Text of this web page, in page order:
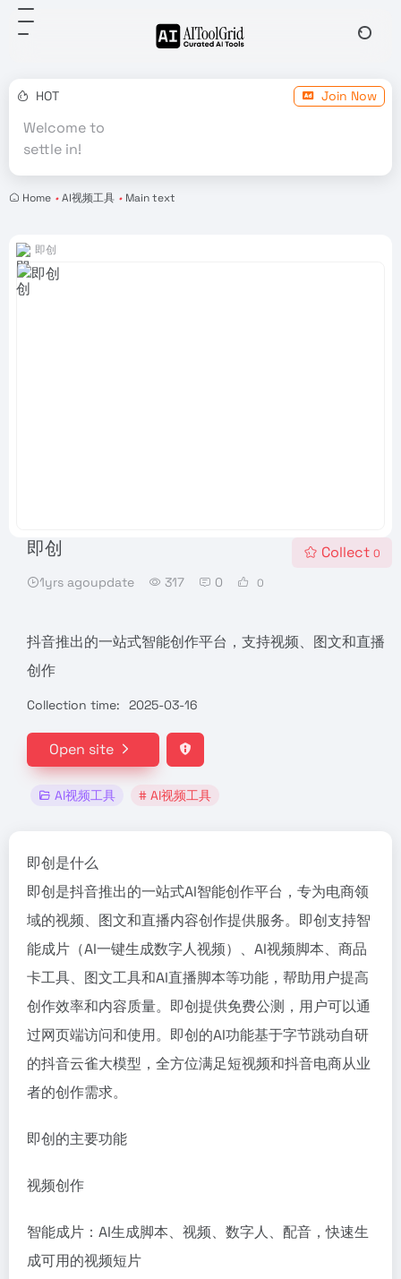
HOT Join Now
Welcome to
settle in!
Home • AI视频工具 • Main text
即创
1yrs agoupdate 317 0 0
Collect 0
抖音推出的一站式智能创作平台，支持视频、图文和直播
创作
Collection time: 2025-03-16
Open site
AI视频工具 # AI视频工具
即创
即创是什么
即创是抖音推出的一站式AI智能创作平台，专为电商领
域的视频、图文和直播内容创作提供服务。即创支持智
能成片（AI一键生成数字人视频）、AI视频脚本、商品
卡工具、图文工具和AI直播脚本等功能，帮助用户提高
创作效率和内容质量。即创提供免费公测，用户可以通
过网页端访问和使用。即创的AI功能基于字节跳动自研
的抖音云雀大模型，全方位满足短视频和抖音电商从业
者的创作需求。
即创的主要功能
视频创作
智能成片：AI生成脚本、视频、数字人、配音，快速生
成可用的视频短片